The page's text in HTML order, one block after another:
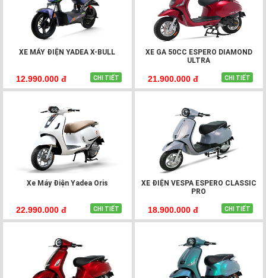
XE MÁY ĐIỆN YADEA X-BULL
12.990.000 đ CHI TIẾT
XE GA 50CC ESPERO DIAMOND
ULTRA
21.900.000 đ CHI TIẾT
Xe Máy Điện Yadea Oris
22.990.000 đ CHI TIẾT
XE ĐIỆN VESPA ESPERO CLASSIC
PRO
18.900.000 đ CHI TIẾT